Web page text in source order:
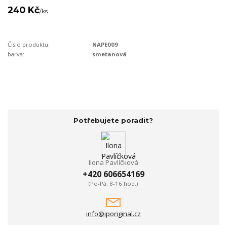
240 Kč/ks
Číslo produktu:
NAPE009
barva:
smetanová
Potřebujete poradit?
Ilona Pavlíčková
+420 606654169
(Po-Pá, 8-16 hod.)
info@iporiginal.cz